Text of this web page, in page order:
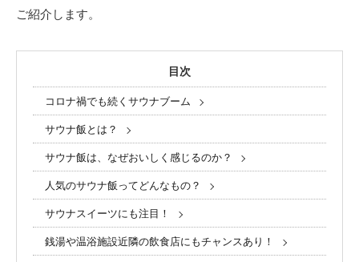
ご紹介します。
目次
コロナ禍でも続くサウナブーム
サウナ飯とは？
サウナ飯は、なぜおいしく感じるのか？
人気のサウナ飯ってどんなもの？
サウナスイーツにも注目！
銭湯や温浴施設近隣の飲食店にもチャンスあり！